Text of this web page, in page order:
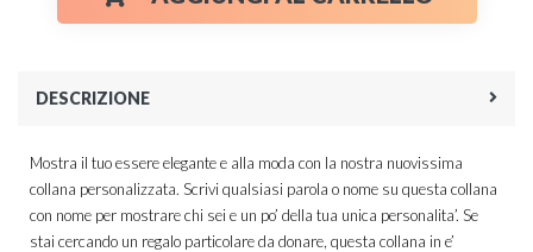
DESCRIZIONE
Mostra il tuo essere elegante e alla moda con la nostra nuovissima
collana personalizzata. Scrivi qualsiasi parola o nome su questa collana
con nome per mostrare chi sei e un po’ della tua unica personalita’. Se
stai cercando un regalo particolare da donare, questa collana in e’